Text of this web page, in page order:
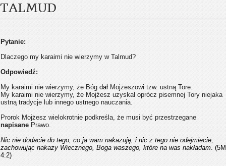
TALMUD
Pytanie:
Dlaczego my karaimi nie wierzymy w Talmud?
Odpowiedź:
My karaimi nie wierzymy, że Bóg dał Mojżeszowi tzw. ustną Tore.
My karaimi nie wierzymy, że Mojżesz uzyskał oprócz pisemnej Tory niejaka
ustną tradycje lub innego ustnego nauczania.
Prorok Mojżesz wielokrotnie podkreśla, że musi być przestrzegane
napisane Prawo.
Nic nie dodacie do tego, co ja wam nakazuję, i nic z tego nie odejmiecie,
zachowując nakazy Wiecznego, Boga waszego, które na was nakładam. (5M
4:2)